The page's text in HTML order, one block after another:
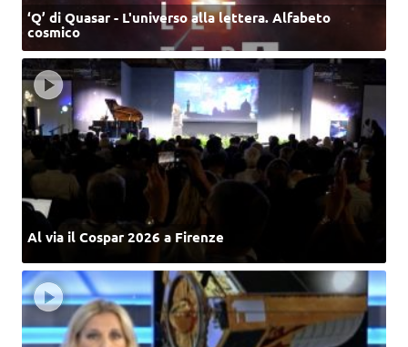
‘Q’ di Quasar - L'universo alla lettera. Alfabeto
cosmico
Al via il Cospar 2026 a Firenze